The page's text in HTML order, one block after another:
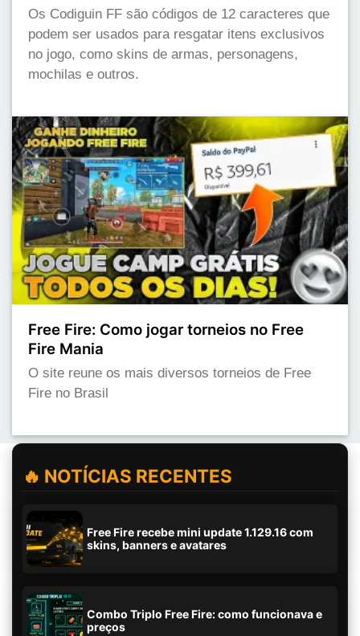
Os Codiguin FF são códigos de 12 caracteres que
podem ser usados para resgatar itens exclusivos
no jogo, como skins de armas, personagens,
mochilas e outros.
Free Fire: Como jogar torneios no Free
Fire Mania
O site reune os mais diversos torneios de Free
Fire no Brasil
🔥 NOTÍCIAS RECENTES
Free Fire recebe mini update 1.129.16 com
skins, banners e avatares
Combo Triplo Free Fire: como funcionava e
preços